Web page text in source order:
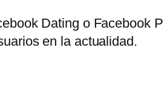
Dating o Facebook
en la actualidad.